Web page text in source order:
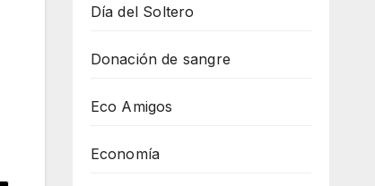
Día del Soltero
Donación de sangre
Eco Amigos
Economía